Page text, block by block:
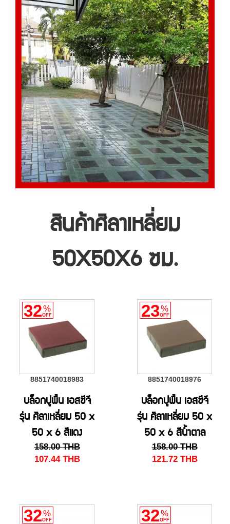
สินค้าศิลาเหลี่ยม
50X50X6 ซม.
32%
OFF
8851740018983
บล็อกปูพื้น เอสซีจี
รุ่น ศิลาเหลี่ยม 50 x
50 x 6 สีแดง
158.00 THB
107.44 THB
23%
OFF
8851740018976
บล็อกปูพื้น เอสซีจี
รุ่น ศิลาเหลี่ยม 50 x
50 x 6 สีน้ำตาล
158.00 THB
121.72 THB
32%
OFF 32%
OFF